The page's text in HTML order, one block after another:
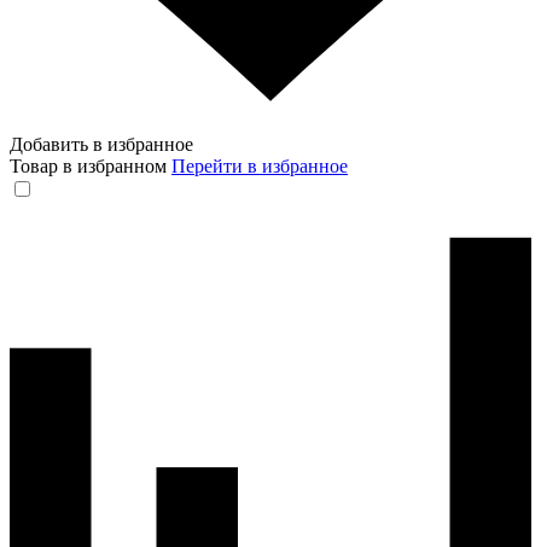
Добавить в избранное
Товар в избранном Перейти в избранное